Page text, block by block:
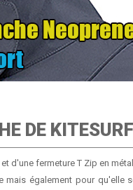
DE
d'une fermeture T Zip en
mais également pour